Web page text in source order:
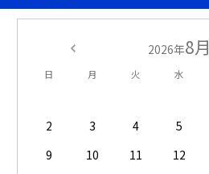
2026年8月
日 月 火 水
2
3 4 5
9
10 11 12